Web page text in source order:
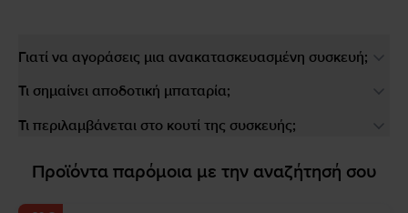
Γιατί να αγοράσεις μια ανακατασκευασμένη συσκευή;
Τι σημαίνει αποδοτική μπαταρία;
Τι περιλαμβάνεται στο κουτί της συσκευής;
Προϊόντα παρόμοια με την αναζήτησή σου